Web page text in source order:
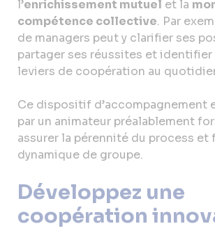
l’enrichissement mutuel et la
compétence collective. Par
de managers peut y clarifier ses
partager ses réussites et identifier
leviers de coopération au
Ce dispositif d’accompagnement
par un animateur préalablement
assurer la pérennité du process et
dynamique de groupe.
Développez une
coopération